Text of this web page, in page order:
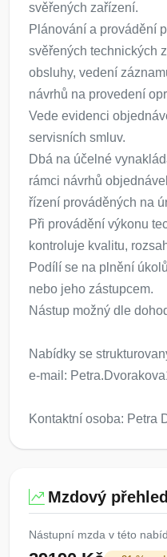
svěřených zařízení.
Plánování a provádění
svěřených technických
obsluhy, vedení
návrhů na provedení
Vede evidenci
servisních smluv.
Dbá na účelné
rámci návrhů
řízení prováděných na
Při provádění výkonu
kontroluje kvalitu,
Podílí se na plnění
nebo jeho zástupcem.
Nástup možný dle
Nabídky se
e-mail:
Kontaktní osoba: Petra
Mzdový přehled
Nástupní mzda v této